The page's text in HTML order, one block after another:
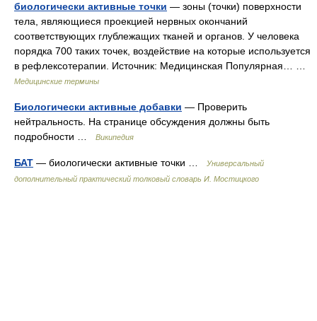
биологически активные точки — зоны (точки) поверхности
тела, являющиеся проекцией нервных окончаний
соответствующих глублежащих тканей и органов. У человека
порядка 700 таких точек, воздействие на которые используется
в рефлексотерапии. Источник: Медицинская Популярная… …
Медицинские термины
Биологически активные добавки — Проверить
нейтральность. На странице обсуждения должны быть
подробности …
Википедия
БАТ — биологически активные точки …
Универсальный
дополнительный практический толковый словарь И. Мостицкого